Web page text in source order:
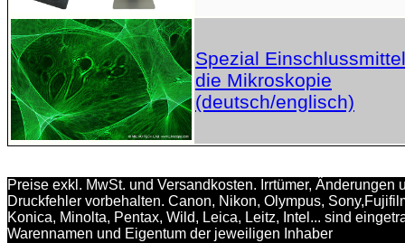
Spezial
die Mikroskopie
(deutsch/englisch)
Preise exkl. MwSt. und Versandkosten. Irrtümer, Änderungen
Druckfehler vorbehalten. Canon, Nikon, Olympus,
Konica, Minolta, Pentax, Wild, Leica, Leitz, Intel... sind
Warennamen und Eigentum der jeweiligen Inhaber